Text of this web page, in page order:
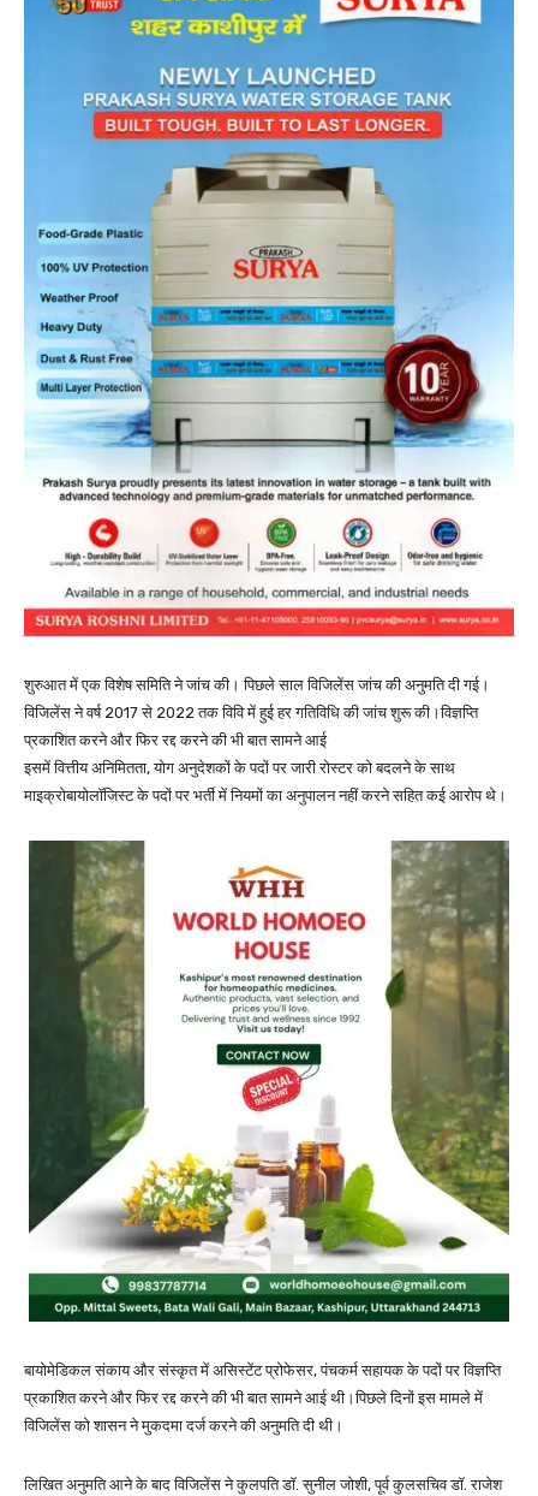
शुरुआत में एक विशेष समिति ने जांच की। पिछले साल विजिलेंस जांच की अनुमति दी गई।
विजिलेंस ने वर्ष 2017 से 2022 तक विवि में हुई हर गतिविधि की जांच शुरू की।विज्ञप्ति
प्रकाशित करने और फिर रद्द करने की भी बात सामने आई
इसमें वित्तीय अनिमितता, योग अनुदेशकों के पदों पर जारी रोस्टर को बदलने के साथ
माइक्रोबायोलॉजिस्ट के पदों पर भर्ती में नियमों का अनुपालन नहीं करने सहित कई आरोप थे।
बायोमेडिकल संकाय और संस्कृत में असिस्टेंट प्रोफेसर, पंचकर्म सहायक के पदों पर विज्ञप्ति
प्रकाशित करने और फिर रद्द करने की भी बात सामने आई थी।पिछले दिनों इस मामले में
विजिलेंस को शासन ने मुकदमा दर्ज करने की अनुमति दी थी।
लिखित अनुमति आने के बाद विजिलेंस ने कुलपति डॉ. सुनील जोशी, पूर्व कुलसचिव डॉ. राजेश